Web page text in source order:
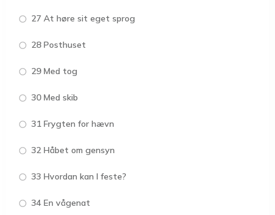
27 At høre sit eget sprog
28 Posthuset
29 Med tog
30 Med skib
31 Frygten for hævn
32 Håbet om gensyn
33 Hvordan kan I feste?
34 En vågenat